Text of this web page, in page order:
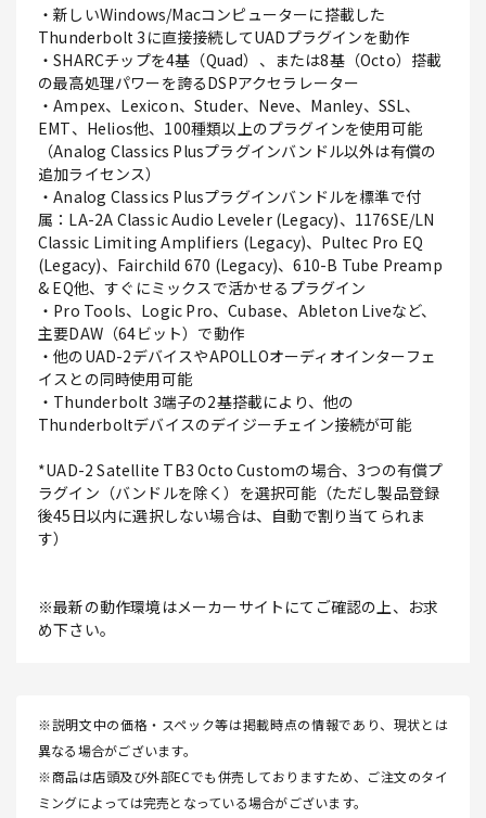
・新しいWindows/Macコンピューターに搭載した
Thunderbolt 3に直接接続してUADプラグインを動作
・SHARCチップを4基（Quad）、または8基（Octo）搭載
の最高処理パワーを誇るDSPアクセラレーター
・Ampex、Lexicon、Studer、Neve、Manley、SSL、
EMT、Helios他、100種類以上のプラグインを使用可能
（Analog Classics Plusプラグインバンドル以外は有償の
追加ライセンス）
・Analog Classics Plusプラグインバンドルを標準で付
属：LA-2A Classic Audio Leveler (Legacy)、1176SE/LN
Classic Limiting Amplifiers (Legacy)、Pultec Pro EQ
(Legacy)、Fairchild 670 (Legacy)、610-B Tube Preamp
& EQ他、すぐにミックスで活かせるプラグイン
・Pro Tools、Logic Pro、Cubase、Ableton Liveなど、
主要DAW（64ビット）で動作
・他のUAD-2デバイスやAPOLLOオーディオインターフェ
イスとの同時使用可能
・Thunderbolt 3端子の2基搭載により、他の
Thunderboltデバイスのデイジーチェイン接続が可能
*UAD-2 Satellite TB3 Octo Customの場合、3つの有償プ
ラグイン（バンドルを除く）を選択可能（ただし製品登録
後45日以内に選択しない場合は、自動で割り当てられま
す）
※最新の動作環境はメーカーサイトにてご確認の上、お求
め下さい。
※説明文中の価格・スペック等は掲載時点の情報であり、現状とは
異なる場合がございます。
※商品は店頭及び外部ECでも併売しておりますため、ご注文のタイ
ミングによっては完売となっている場合がございます。